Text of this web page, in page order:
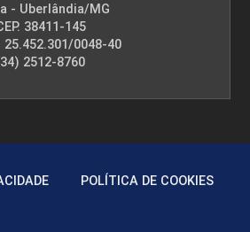
- Uberlândia/MG
38411-145
25.452.301/0048-40
2512-8760
POLÍTICA DE COOKIES